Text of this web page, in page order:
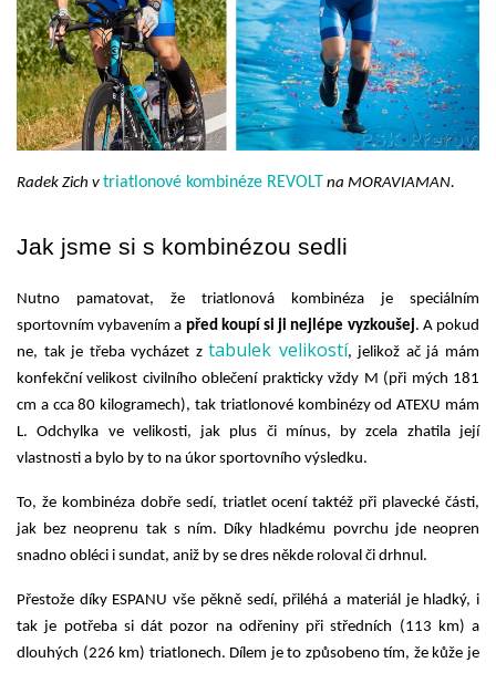
Radek Zich v triatlonové kombinéze REVOLT na MORAVIAMAN.
Jak jsme si s kombinézou sedli
Nutno pamatovat, že triatlonová kombinéza je speciálním
sportovním vybavením a před koupí si ji nejlépe vyzkoušej. A pokud
ne, tak je třeba vycházet z tabulek velikostí, jelikož ač já mám
konfekční velikost civilního oblečení prakticky vždy M (při mých 181
cm a cca 80 kilogramech), tak triatlonové kombinézy od ATEXU mám
L. Odchylka ve velikosti, jak plus či mínus, by zcela zhatila její
vlastnosti a bylo by to na úkor sportovního výsledku.
To, že kombinéza dobře sedí, triatlet ocení taktéž při plavecké části,
jak bez neoprenu tak s ním. Díky hladkému povrchu jde neopren
snadno obléci i sundat, aniž by se dres někde roloval či drhnul.
Přestože díky ESPANU vše pěkně sedí, přiléhá a materiál je hladký, i
tak je potřeba si dát pozor na odřeniny při středních (113 km) a
dlouhých (226 km) triatlonech. Dílem je to způsobeno tím, že kůže je